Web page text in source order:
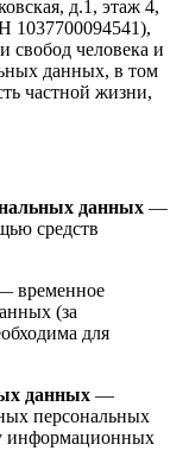
д.1, этаж 4,
свобод человека и
данных, в том
частной жизни,
данных —
средств
временное
(за
для
данных —
персональных
информационных